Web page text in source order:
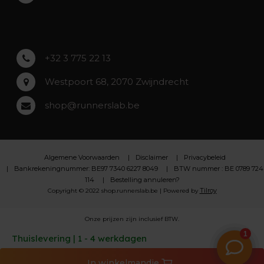
Thuislevering | 1 - 4 werkdagen
+32 3 775 22 13
Westpoort 68, 2070 Zwijndrecht
shop@runnerslab.be
Algemene Voorwaarden Disclaimer
Privacybeleid
Bankrekeningnummer: BE97 7340 6227 8049
BTW nummer : BE 0789 724
114
Bestelling annuleren?
Copyright © 2022 shop.runnerslab.be | Powered by Tilroy
Onze prijzen zijn inclusief BTW.